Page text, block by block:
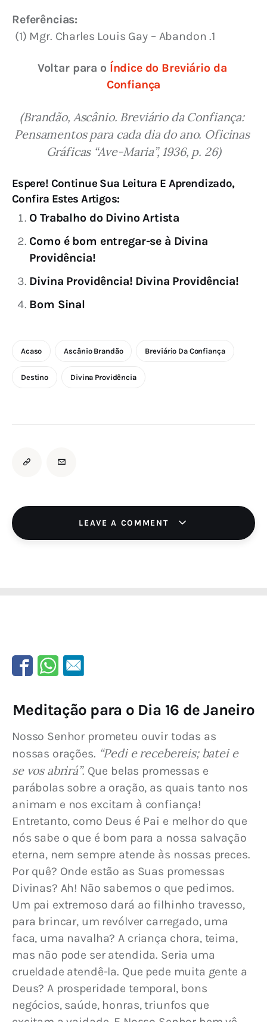
Referências:
(1) Mgr. Charles Louis Gay – Abandon .1
Voltar para o Índice do Breviário da
Confiança
(Brandão, Ascânio. Breviário da Confiança:
Pensamentos para cada dia do ano. Oficinas
Gráficas “Ave-Maria”, 1936, p. 26)
Espere! Continue Sua Leitura E Aprendizado,
Confira Estes Artigos:
O Trabalho do Divino Artista
Como é bom entregar-se à Divina
Providência!
Divina Providência! Divina Providência!
Bom Sinal
Acaso Ascânio Brandão Breviário Da Confiança
Destino Divina Providência
LEAVE A COMMENT
Meditação para o Dia 16 de Janeiro
Nosso Senhor prometeu ouvir todas as
nossas orações. “Pedi e recebereis; batei e
se vos abrirá”. Que belas promessas e
parábolas sobre a oração, as quais tanto nos
animam e nos excitam à confiança!
Entretanto, como Deus é Pai e melhor do que
nós sabe o que é bom para a nossa salvação
eterna, nem sempre atende às nossas preces.
Por quê? Onde estão as Suas promessas
Divinas? Ah! Não sabemos o que pedimos.
Um pai extremoso dará ao filhinho travesso,
para brincar, um revólver carregado, uma
faca, uma navalha? A criança chora, teima,
mas não pode ser atendida. Seria uma
crueldade atendê-la. Que pede muita gente a
Deus? A prosperidade temporal, bons
negócios, saúde, honras, triunfos que